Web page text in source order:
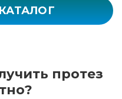
протез